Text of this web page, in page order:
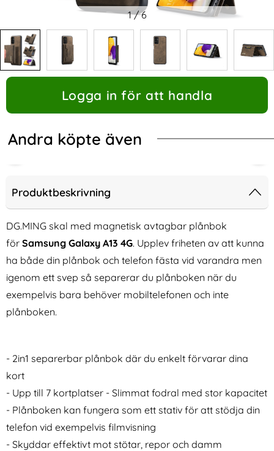
1/6
Logga in för att handla
Andra köpte även
Skal EVA För Barn Rosa
rea pris
224 krtidigare pris
224 kr
Tillgänglighet:
I lager
Köp
S25 Ultra 2-PACK Skärmskydd GLAS.tR "Ez Fit"
rea pris
199 krtidigare pris
199 kr Köp
KHAZNEH Samsung Galaxy
Produktbeskrivning
DG.MING skal med magnetisk avtagbar plånbok
för Samsung Galaxy A13 4G. Upplev friheten av att kunna
ha både din plånbok och telefon fästa vid varandra men
igenom ett svep så separerar du plånboken när du
exempelvis bara behöver mobiltelefonen och inte
plånboken.
- 2in1 separerbar plånbok där du enkelt förvarar dina
kort
- Upp till 7 kortplatser - Slimmat fodral med stor kapacitet
- Plånboken kan fungera som ett stativ för att stödja din
telefon vid exempelvis filmvisning
- Skyddar effektivt mot stötar, repor och damm